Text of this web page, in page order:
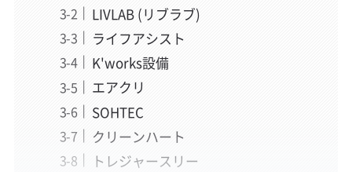
LIVLAB (リブラブ)
ライフアシスト
K'works設備
エアクリ
SOHTEC
クリーンハート
トレジャースリー